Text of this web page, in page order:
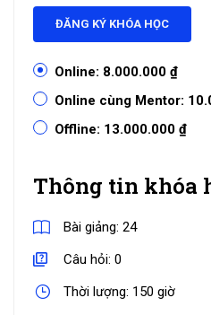
ĐĂNG KÝ KHÓA HỌC
Online: 8.000.000 ₫
Online cùng Mentor:
Offline: 13.000.000 ₫
Thông tin khóa
Bài giảng: 24
Câu hỏi: 0
Thời lượng: 150 giờ